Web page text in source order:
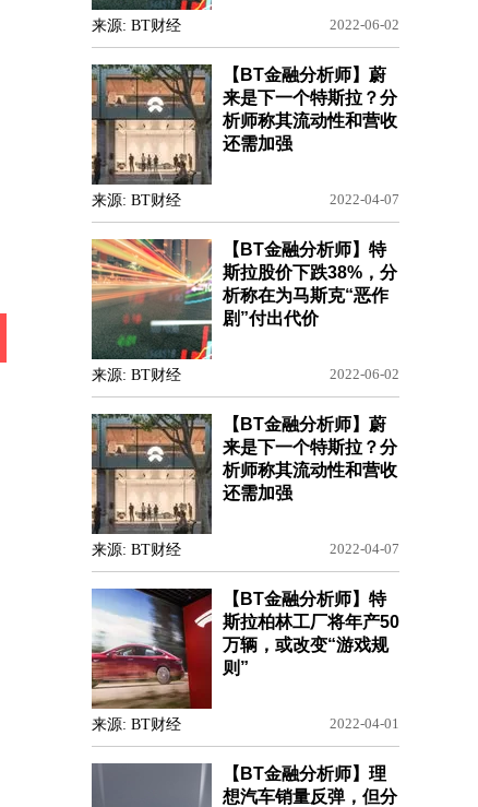
来源: BT财经 2022-06-02
【BT金融分析师】蔚
来是下一个特斯拉？分
析师称其流动性和营收
还需加强
来源: BT财经 2022-04-07
【BT金融分析师】特
斯拉股价下跌38%，分
析称在为马斯克“恶作
剧”付出代价
来源: BT财经 2022-06-02
【BT金融分析师】蔚
来是下一个特斯拉？分
析师称其流动性和营收
还需加强
来源: BT财经 2022-04-07
【BT金融分析师】特
斯拉柏林工厂将年产50
万辆，或改变“游戏规
则”
来源: BT财经 2022-04-01
【BT金融分析师】理
想汽车销量反弹，但分